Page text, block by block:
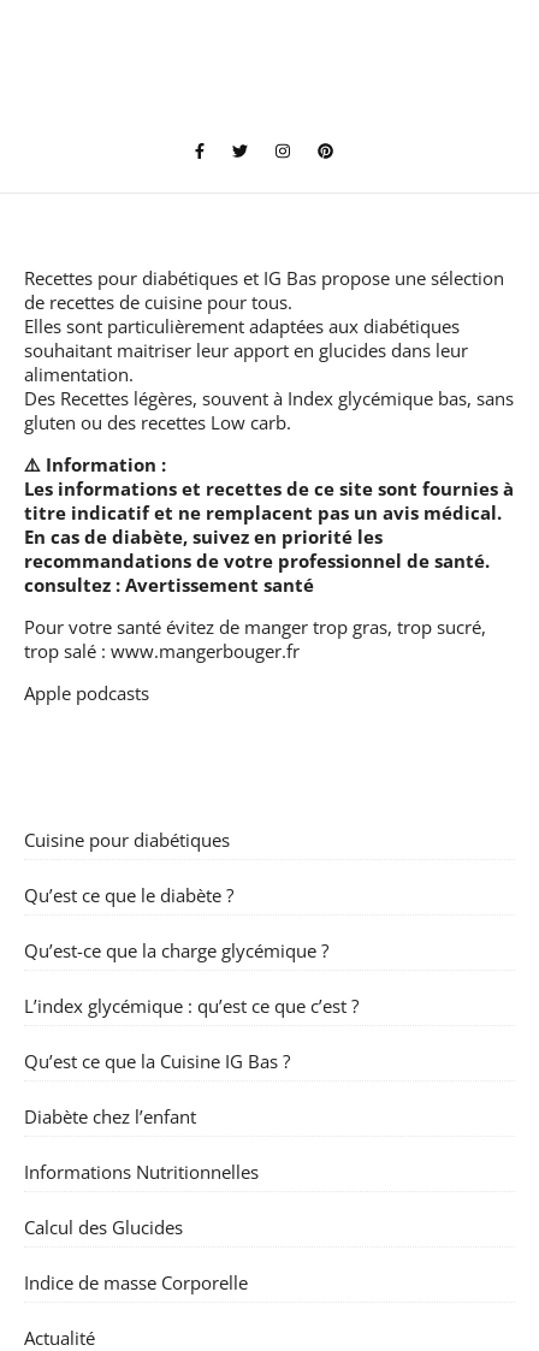
Recettes pour diabétiques et IG Bas propose une sélection
de recettes de cuisine pour tous.
Elles sont particulièrement adaptées aux diabétiques
souhaitant maitriser leur apport en glucides dans leur
alimentation.
Des Recettes légères, souvent à Index glycémique bas, sans
gluten ou des recettes Low carb.
⚠️ Information :
Les informations et recettes de ce site sont fournies à
titre indicatif et ne remplacent pas un avis médical.
En cas de diabète, suivez en priorité les
recommandations de votre professionnel de santé.
consultez : Avertissement santé
Pour votre santé évitez de manger trop gras, trop sucré,
trop salé : www.mangerbouger.fr
Apple podcasts
Cuisine pour diabétiques
Qu’est ce que le diabète ?
Qu’est-ce que la charge glycémique ?
L’index glycémique : qu’est ce que c’est ?
Qu’est ce que la Cuisine IG Bas ?
Diabète chez l’enfant
Informations Nutritionnelles
Calcul des Glucides
Indice de masse Corporelle
Actualité